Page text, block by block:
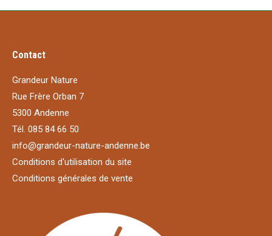
Contact
Grandeur Nature
Rue Frère Orban 7
5300 Andenne
Tél. 085 84 66 50
info@grandeur-nature-andenne.be
Conditions d'utilisation du site
Conditions générales de vente